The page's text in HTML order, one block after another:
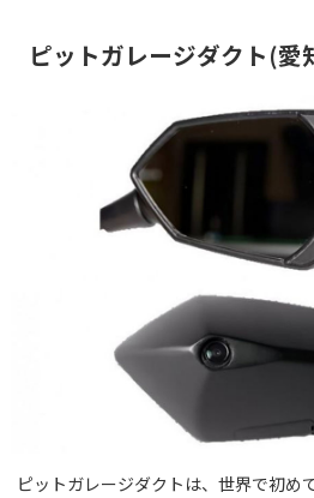
ピットガレージダクト(愛
ピットガレージダクトは、世界で初め